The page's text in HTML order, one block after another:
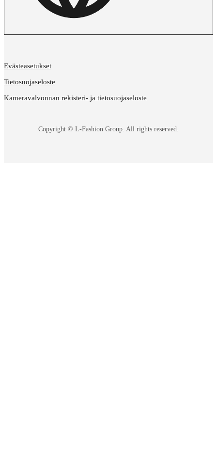
Copyright © L-Fashion Group. All rights reserved.
Evästeasetukset
Tietosuojaseloste
Kameravalvonnan rekisteri- ja tietosuojaseloste